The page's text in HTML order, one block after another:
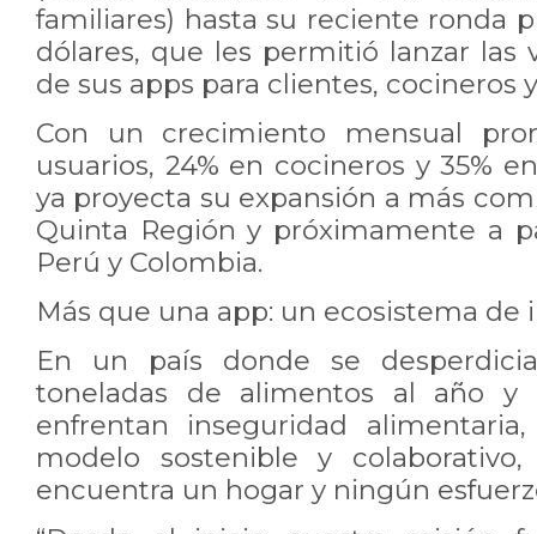
familiares) hasta su reciente ronda
dólares, que les permitió lanzar las
de sus apps para clientes, cocineros
Con un crecimiento mensual
usuarios, 24% en cocineros y 35%
ya proyecta su expansión a más
Quinta Región y próximamente a
Perú y Colombia.
Más que una app: un ecosistema de
En un país donde se
toneladas de alimentos al año y
enfrentan inseguridad
modelo sostenible y
encuentra un hogar y ningún